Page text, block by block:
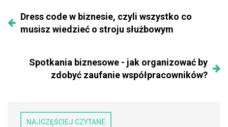
Dress code w biznesie, czyli wszystko co
musisz wiedzieć o stroju służbowym
Spotkania biznesowe - jak organizować by
zdobyć zaufanie współpracowników?
NAJCZĘŚCIEJ CZYTANE